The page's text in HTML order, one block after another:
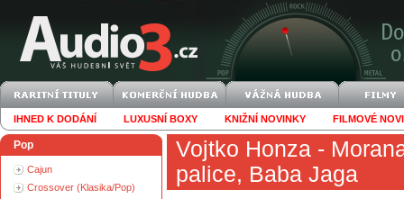
IHNED K DODÁNÍ LUXUSNÍ BOXY KNIŽNÍ NOVINKY FILMOVÉ
Pop
Cajun
Crossover (Klasika/Pop)
Vojtko Honza -
palice, Baba Jaga